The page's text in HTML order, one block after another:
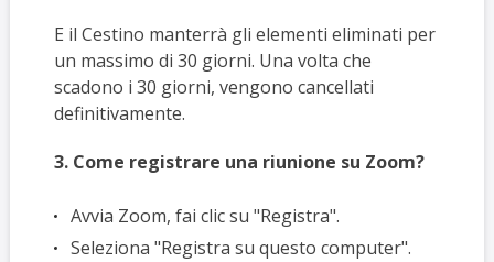
E il Cestino manterrà gli elementi eliminati per
un massimo di 30 giorni. Una volta che
scadono i 30 giorni, vengono cancellati
definitivamente.
3. Come registrare una riunione su Zoom?
Avvia Zoom, fai clic su "Registra".
Seleziona "Registra su questo computer".